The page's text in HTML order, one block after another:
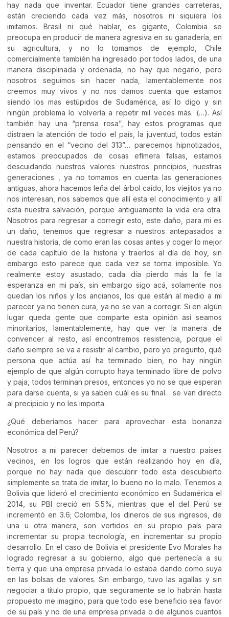
hay nada que inventar. Ecuador tiene grandes carreteras,
están creciendo cada vez más, nosotros ni siquiera los
imitamos. Brasil ni qué hablar, es gigante, Colombia se
preocupa en producir de manera agresiva en su ganadería, en
su agricultura, y no lo tomamos de ejemplo, Chile
comercialmente también ha ingresado por todos lados, de una
manera disciplinada y ordenada, no hay que negarlo, pero
nosotros seguimos sin hacer nada, lamentablemente nos
creemos muy vivos y no nos damos cuenta que estamos
siendo los mas estúpidos de Sudamérica, así lo digo y sin
ningún problema lo volvería a repetir mil veces más. (…). Así
también hay una “prensa rosa”, hay estos programas que
distraen la atención de todo el país, la juventud, todos están
pensando en el “vecino del 313”… parecemos hipnotizados,
estamos preocupados de cosas efímera falsas, estamos
descuidando nuestros valores nuestros principios, nuestras
generaciones , ya no tomamos en cuenta las generaciones
antiguas, ahora hacemos leña del árbol caído, los viejitos ya no
nos interesan, nos sabemos que allí esta el conocimiento y allí
esta nuestra salvación, porque antiguamente la vida era otra.
Nosotros para regresar a corregir esto, este daño, para mi es
un daño, tenemos que regresar a nuestros antepasados a
nuestra historia, de como eran las cosas antes y coger lo mejor
de cada capítulo de la historia y traerlos al día de hoy, sin
embargo esto parece que cada vez se torna imposible. Yo
realmente estoy asustado, cada día pierdo más la fe la
esperanza en mi país, sin embargo sigo acá, solamente nos
quedan los niños y los ancianos, los que están al medio a mi
parecer ya no tienen cura, ya no se van a corregir. Si en algún
lugar queda gente que comparte esta opinión así seamos
minoritarios, lamentablemente, hay que ver la manera de
convencer al resto, así encontremos resistencia, porque el
daño siempre se va a resistir al cambio, pero yo pregunto, qué
persona que actúa así ha terminado bien, no hay ningún
ejemplo de que algún corrupto haya terminado libre de polvo
y paja, todos terminan presos, entonces yo no se que esperan
para darse cuenta, si ya saben cuál es su final… se van directo
al precipicio y no les importa.
¿Qué deberíamos hacer para aprovechar esta bonanza
económica del Perú?
Nosotros a mi parecer debemos de imitar a nuestro países
vecinos, en los logros que están realizando hoy en día,
porque no hay nada que descubrir todo esta descubierto
simplemente se trata de imitar, lo bueno no lo malo. Tenemos a
Bolivia que lideró el crecimiento económico en Sudamérica el
2014, su PBI creció en 5.5%, mientras que el del Perú se
incrementó en 3.6; Colombia, los dineros de sus ingresos, de
una u otra manera, son vertidos en su propio país para
incrementar su propia tecnología, en incrementar su propio
desarrollo. En el caso de Bolivia el presidente Evo Morales ha
logrado regresar a su gobierno, algo que pertenecía a su
tierra y que una empresa privada lo estaba dando como suya
en las bolsas de valores. Sin embargo, tuvo las agallas y sin
negociar a título propio, que seguramente se lo habrán hasta
propuesto me imagino, para que todo ese beneficio sea favor
de su país y no de una empresa privada o de algunos cuantos